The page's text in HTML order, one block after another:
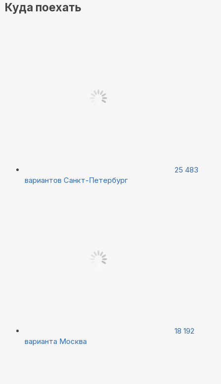
Куда поехать
25 483
вариантов Санкт-Петербург
18 192
варианта Москва